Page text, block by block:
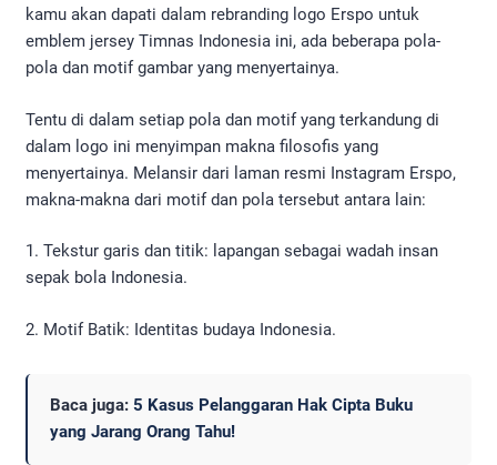
kamu akan dapati dalam rebranding logo Erspo untuk
emblem jersey Timnas Indonesia ini, ada beberapa pola-
pola dan motif gambar yang menyertainya.
Tentu di dalam setiap pola dan motif yang terkandung di
dalam logo ini menyimpan makna filosofis yang
menyertainya. Melansir dari laman resmi Instagram Erspo,
makna-makna dari motif dan pola tersebut antara lain:
1. Tekstur garis dan titik: lapangan sebagai wadah insan
sepak bola Indonesia.
2. Motif Batik: Identitas budaya Indonesia.
Baca juga: 5 Kasus Pelanggaran Hak Cipta Buku
yang Jarang Orang Tahu!